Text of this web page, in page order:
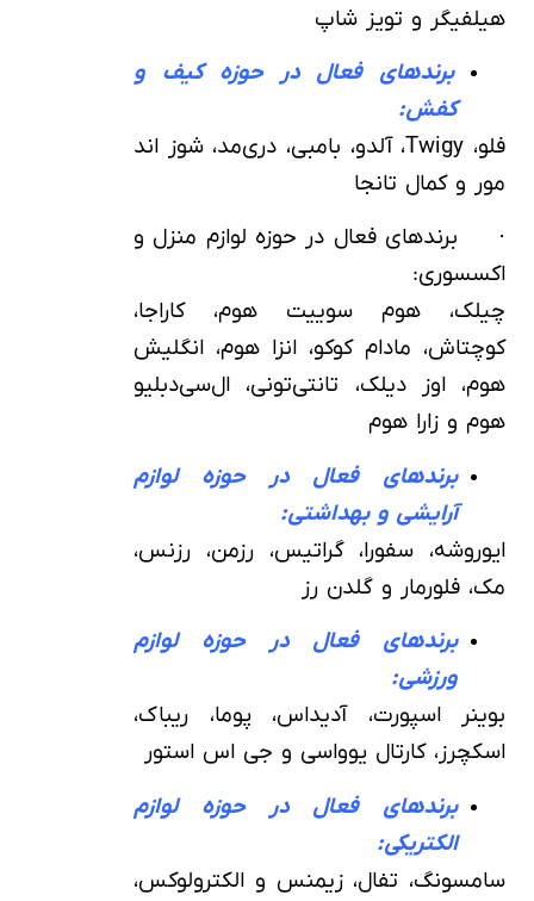
هیلفیگر و تویز شاپ
برندهای فعال در حوزه کیف و
کفش:
فلو، Twigy، آلدو، بامبی، دری‌مد، شوز اند
مور و کمال تانجا
· برندهای فعال در حوزه لوازم منزل و
اکسسوری:
چیلک، هوم سوییت هوم، کاراجا،
کوچتاش، مادام کوکو، انزا هوم، انگلیش
هوم، اوز دیلک، تانتی‌تونی، ال‌سی‌دبلیو
هوم و زارا هوم
برندهای فعال در حوزه لوازم
آرایشی و بهداشتی:
ایوروشه، سفورا، گراتیس، رزمن، رزنس،
مک، فلورمار و گلدن رز
برندهای فعال در حوزه لوازم
ورزشی:
بوینر اسپورت، آدیداس، پوما، ریباک،
اسکچرز، کارتال یوواسی و جی اس استور
برندهای فعال در حوزه لوازم
الکتریکی:
سامسونگ، تفال، زیمنس و الکترولوکس،